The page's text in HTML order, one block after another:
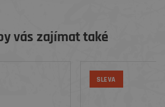
vás zajímat také
SLEVA